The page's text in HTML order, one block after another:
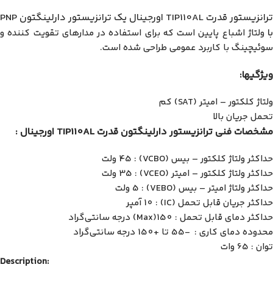
ترانزیستور قدرت TIP110AL اورجینال یک ترانزیستور دارلینگتون PNP
با ولتاژ اشباع پایین است که برای استفاده در مدارهای تقویت کننده و
سوئیچینگ با کاربرد عمومی طراحی شده است.
ویژگیها:
ولتاژ کلکتور – امیتر (SAT) کم
تحمل جریان بالا
مشخصات فنی ترانزیستور دارلینگتون قدرت TIP110AL اورجینال :
حداکثر ولتاژ کلکتور – بیس (VCBO) : 45 ولت
حداکثر ولتاژ کلکتور – امیتر (VCEO) : 35 ولت
حداکثر ولتاژ امیتر – بیس (VEBO) : 5 ولت
حداکثر جریان قابل تحمل (IC) : 10 آمپر
حداکثر دمای قابل تحمل : 150(Max) درجه سانتی‌گراد
محدوده دمای کاری : -55 تا +150 درجه سانتی‌گراد
توان : 65 وات
Description: